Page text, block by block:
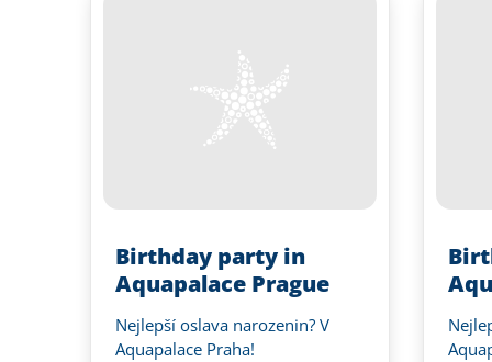
Birthday party in
Aquapalace Prague
Nejlepší oslava narozenin? V
Aquapalace Praha!